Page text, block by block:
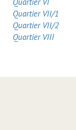
Quartier VII/1
Quartier VII/2
Quartier VIII